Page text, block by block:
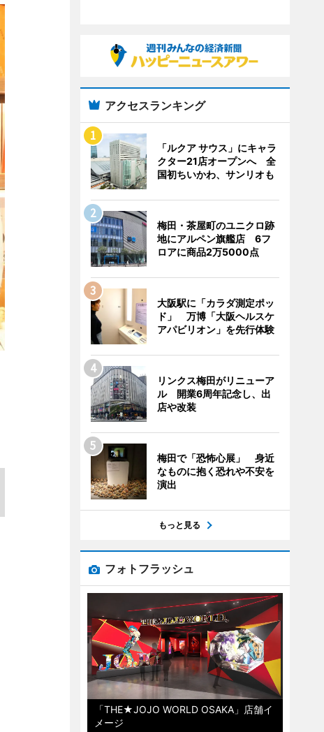
アクセスランキング
「ルクア サウス」にキャラ
クター21店オープンへ 全
国初ちいかわ、サンリオも
梅田・茶屋町のユニクロ跡
地にアルペン旗艦店 6フ
ロアに商品2万5000点
大阪駅に「カラダ測定ポッ
ド」 万博「大阪ヘルスケ
アパビリオン」を先行体験
リンクス梅田がリニューア
ル 開業6周年記念し、出
店や改装
梅田で「恐怖心展」 身近
なものに抱く恐れや不安を
演出
もっと見る
フォトフラッシュ
「THE★JOJO WORLD OSAKA」店舗イ
メージ